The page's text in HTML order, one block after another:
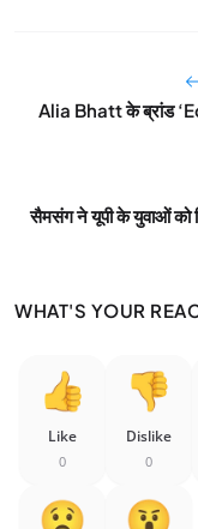
Alia Bhatt के ब्रांड
सैमसंग ने यूपी के युवाओं को
WHAT'S YOUR
Like
0
Dislike
0